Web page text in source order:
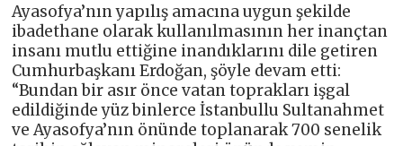
Ayasofya’nın yapılış amacına uygun şekilde
ibadethane olarak kullanılmasının her inançtan
insanı mutlu ettiğine inandıklarını dile getiren
Cumhurbaşkanı Erdoğan, şöyle devam etti:
“Bundan bir asır önce vatan toprakları işgal
edildiğinde yüz binlerce İstanbullu Sultanahmet
ve Ayasofya’nın önünde toplanarak 700 senelik